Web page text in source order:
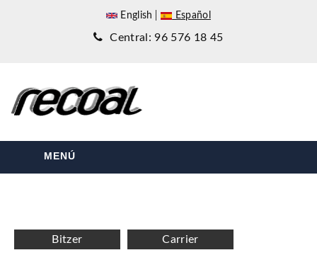
English Español
Central: 96 576 18 45
MENÚ
Bitzer Carrier